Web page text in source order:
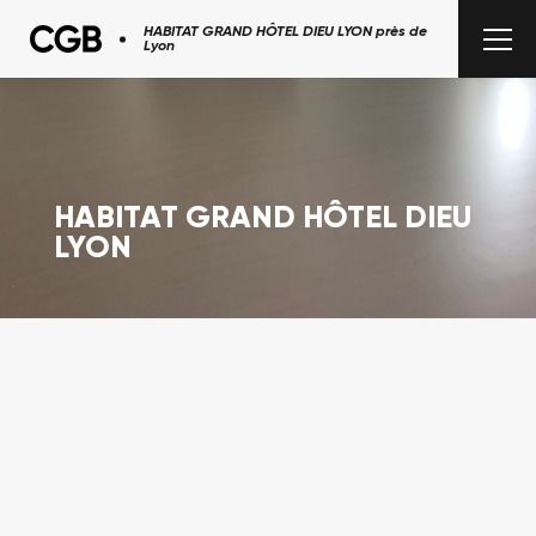
HABITAT GRAND HÔTEL DIEU LYON près de
Lyon
L'entreprise
HABITAT GRAND HÔTEL DIEU
LYON